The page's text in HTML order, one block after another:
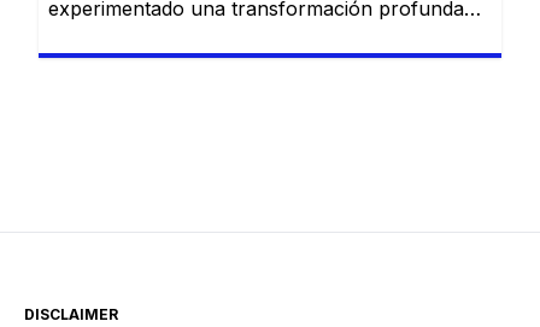
experimentado una transformación profunda
reglas del juego crediticio local. 1. […]
DISCLAIMER